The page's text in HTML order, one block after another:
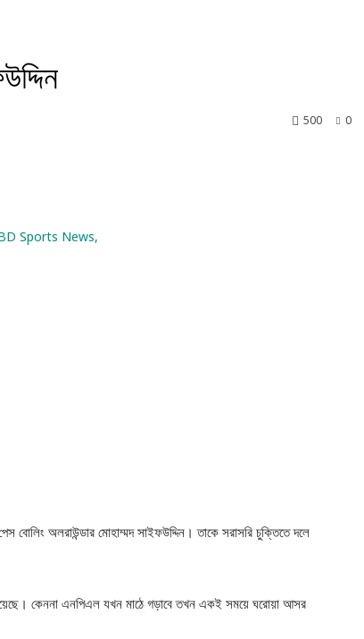
0
500
বোলিং অলরাউন্ডার মোহাম্মদ সাইফউদ্দিন। তাকে সরাসরি চুক্তিতে দলে
কেননা এনপিএল যখন মাঠে গড়াবে তখন একই সময়ে ঘরোয়া আসর